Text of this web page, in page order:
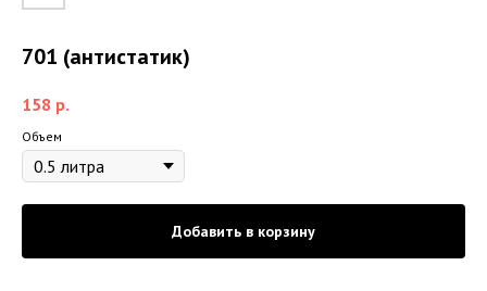
701 (антистатик)
158 р.
Объем
Добавить в корзину